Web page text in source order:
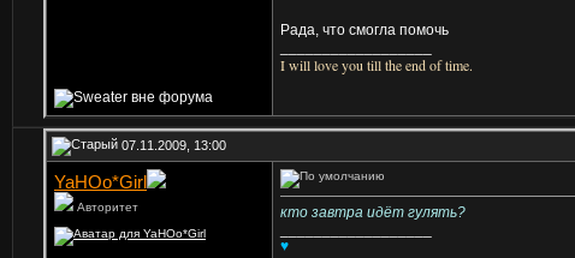
Рада, что смогла помочь
I will love you till the end of time.
07.11.2009, 13:00
YaHOo*Girl
Авторитет
кто завтра идёт гулять?
♥